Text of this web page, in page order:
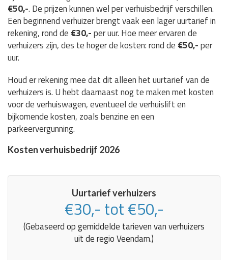
€50,-. De prijzen kunnen wel per verhuisbedrijf verschillen.
Een beginnend verhuizer brengt vaak een lager uurtarief in
rekening, rond de €30,-per uur. Hoe meer ervaren de
verhuizers zijn, des te hoger de kosten: rond de €50,-per
uur.
Houd er rekening mee dat dit alleen het uurtarief van de
verhuizers is. U hebt daarnaast nog te maken met kosten
voor de verhuiswagen, eventueel de verhuislift en
bijkomende kosten, zoals benzine en een
parkeervergunning.
Kosten verhuisbedrijf 2026
Uurtarief verhuizers
€30,- tot €50,-
(Gebaseerd op gemiddelde tarieven van verhuizers
uit de regio Veendam.)